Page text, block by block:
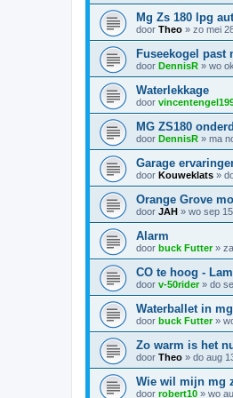
Mg Zs 180 lpg
door Theo » zo mei
Fuseekogel past
door DennisR » wo
Waterlekkage
door
MG ZS180
door DennisR » ma
Garage
door Kouweklats »
Orange Grove
door JAH » wo sep
Alarm
door buck Futter»
CO te hoog -
door v-50rider» do
Waterballet in
door buck Futter»
Zo warm is het
door Theo » do aug
Wie wil mijn mg
door robert10 » wo